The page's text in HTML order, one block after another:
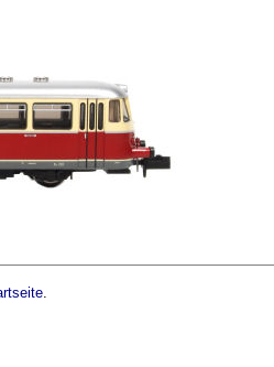
.